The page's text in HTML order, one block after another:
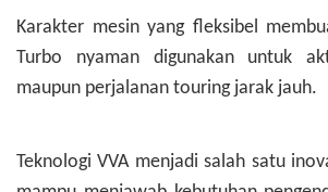
Karakter mesin yang fleksibel
Turbo nyaman digunakan untuk
maupun perjalanan touring jarak jauh.
Teknologi VVA menjadi salah satu